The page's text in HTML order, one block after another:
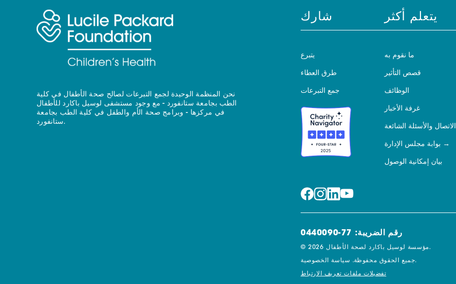
نحن المنظمة الوحيدة لجمع التبرعات لصالح صحة الأطفال في كلية
الطب بجامعة ستانفورد - مع وجود مستشفى لوسيل باكارد للأطفال
في مركزها - وبرامج صحة الأم والطفل في كلية الطب بجامعة
ستانفورد.
شارك
يتبرع
طرق العطاء
جمع التبرعات
يتعلم أكثر
ما نقوم به
قصص التأثير
الوظائف
غرفة الأخبار
الاتصال والأسئلة الشائعة
بوابة مجلس الإدارة
بيان إمكانية الوصول
رقم الضريبة: 77-0440090
© 2026 مؤسسة لوسيل باكارد لصحة الأطفال.
جميع الحقوق محفوظة.سياسة الخصوصية.
تفضيلات ملفات تعريف الارتباط